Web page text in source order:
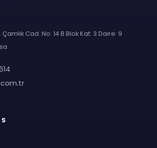
Cad. No: 14 B Blok Kat: 3 Daire: 9